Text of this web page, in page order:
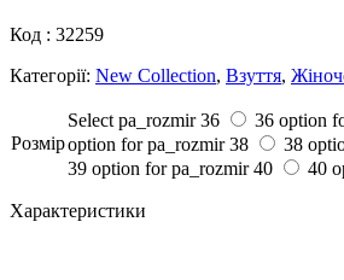
Код : 32259
Категорії: New Collection, Взуття,
Розмiр
Select pa_rozmir 36 36 option
option for pa_rozmir 38 38
39 option for pa_rozmir 40 40
Характеристики